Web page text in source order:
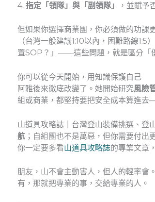
4. 指定「領隊」與「副領隊」 ，並賦予
但如果你選擇商業團，你必須做的功課
（台灣一般建議1:10以內，困難路線
置SOP？」——這些問題，就是區分「
你可以從今天開始，用知識保護自己
阿雅後來徹底改變了。她開始研究風險
組或商業，都堅持要把安全成本算進
山道具攻略誌｜台灣登山裝備挑選、登
航；自組團也不是萬惡，但你需要付出
你一定要多看山道具攻略誌的專業文章
朋友，山不會主動害人，但人的輕率會
有，那就把專業的事，交給專業的人。